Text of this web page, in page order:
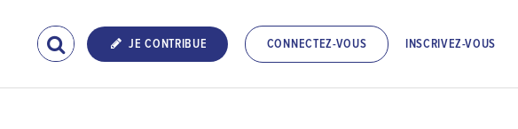
JE CONTRIBUE CONNECTEZ-VOUS INSCRIVEZ-VOUS